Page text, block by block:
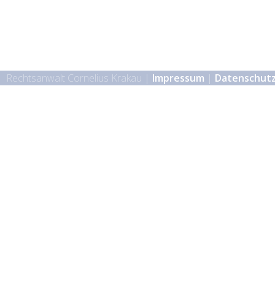
Rechtsanwalt Cornelius Krakau | Impressum |